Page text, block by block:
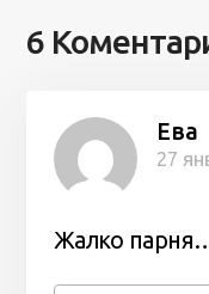
6
Ева
27
Жалко